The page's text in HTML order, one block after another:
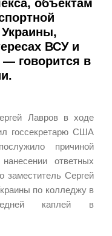
объектам
ВСУ и
— говорится в
Лавров в ходе
госсекретарю США
причиной
ответных
заместитель Сергей
по колледжу в
каплей в